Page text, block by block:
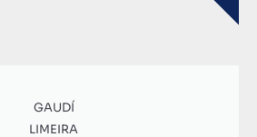
GAUDÍ
LIMEIRA